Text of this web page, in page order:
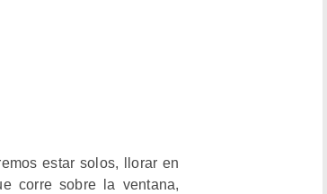
estar solos, llorar en
corre sobre la ventana,